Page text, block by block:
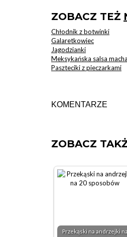
ZOBACZ TEŻ
Chłodnik z botwinki
Galaretkowiec
Jagodzianki
Meksykańska salsa macha
Paszteciki z pieczarkami
KOMENTARZE
ZOBACZ
Przekąski na andrzejki